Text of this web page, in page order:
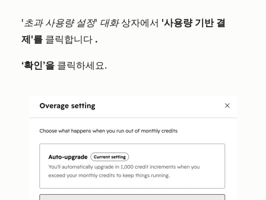
'초과 사용량 설정' 대화상자에서 '사용량 기반 결
제'를 클릭합니다 .
‘확인’을 클릭하세요.